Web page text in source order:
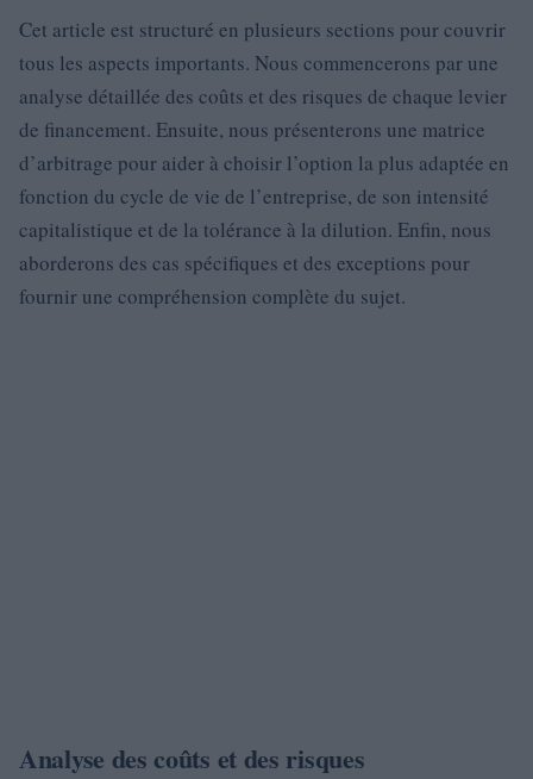
Cet article est structuré en plusieurs sections pour couvrir
tous les aspects importants. Nous commencerons par une
analyse détaillée des coûts et des risques de chaque levier
de financement. Ensuite, nous présenterons une matrice
d’arbitrage pour aider à choisir l’option la plus adaptée en
fonction du cycle de vie de l’entreprise, de son intensité
capitalistique et de la tolérance à la dilution. Enfin, nous
aborderons des cas spécifiques et des exceptions pour
fournir une compréhension complète du sujet.
Analyse des coûts et des risques